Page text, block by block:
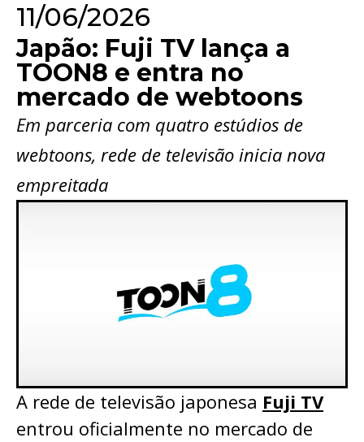
11/06/2026
Japão: Fuji TV lança a
TOON8 e entra no
mercado de webtoons
Em parceria com quatro estúdios de
webtoons, rede de televisão inicia nova
empreitada
A rede de televisão japonesa Fuji TV
entrou oficialmente no mercado de